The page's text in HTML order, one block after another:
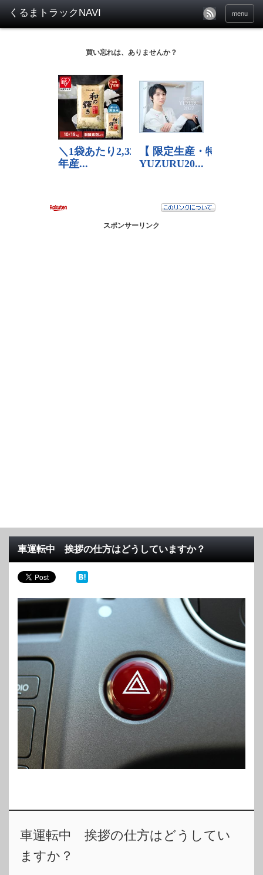
menu
買い忘れは、ありませんか？
スポンサーリンク
車運転中 挨拶の仕方はどうしていますか？
車運転中 挨拶の仕方はどうしてい
ますか？